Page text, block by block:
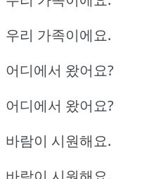
우리 가족이에요.
어디에서 왔어요?
어디에서 왔어요?
바람이 시원해요.